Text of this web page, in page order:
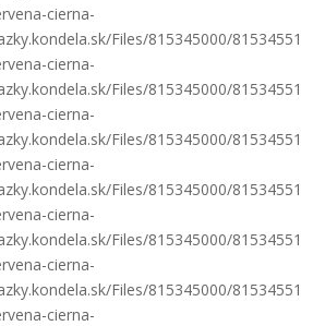
cierna-
Files/815345000/81534551
cierna-
Files/815345000/81534551
cierna-
Files/815345000/81534551
cierna-
Files/815345000/81534551
cierna-
Files/815345000/81534551
cierna-
Files/815345000/81534551
cierna-